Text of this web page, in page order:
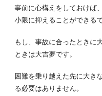
事前に心構えをしておけば
小限に抑えることができる
もし、事故に合ったときに
ときは大吉夢です。
困難を乗り越えた先に大き
る必要はありません。